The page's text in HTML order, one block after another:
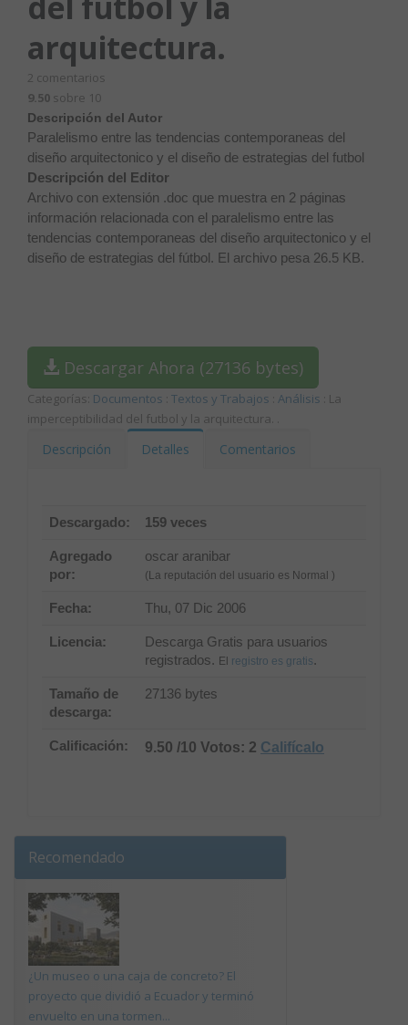
arquitectura.
2 comentarios
9.50 sobre 10
Descripción del Autor
Paralelismo entre las tendencias contemporaneas del
diseño arquitectonico y el diseño de estrategias del futbol
Descripción del Editor
Archivo con extensión .doc que muestra en 2 páginas
información relacionada con el paralelismo entre las
tendencias contemporaneas del diseño arquitectonico y el
diseño de estrategias del fútbol. El archivo pesa 26.5 KB.
Descargar Ahora (27136 bytes)
Categorías: Documentos Textos y Trabajos Análisis : La
imperceptibilidad del futbol y la arquitectura.
Descripción Detalles Comentarios
Descargado: 159 veces
Agregado
por:
oscar aranibar
(La reputación del usuario es Normal )
Fecha: Thu, 07 Dic 2006
Licencia:
Descarga Gratis para usuarios
registrados. El registro es gratis.
Tamaño de
descarga:
27136 bytes
Calificación: 9.50 /10 Votos: 2 Califícalo
Recomendado
¿Un museo o una caja de concreto? El
proyecto que dividió a Ecuador y terminó
envuelto en una tormen...